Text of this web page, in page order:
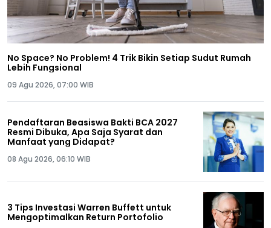
No Space? No Problem! 4 Trik Bikin Setiap Sudut Rumah
Lebih Fungsional
09 Agu 2026, 07:00 WIB
Pendaftaran Beasiswa Bakti BCA 2027
Resmi Dibuka, Apa Saja Syarat dan
Manfaat yang Didapat?
08 Agu 2026, 06:10 WIB
3 Tips Investasi Warren Buffett untuk
Mengoptimalkan Return Portofolio